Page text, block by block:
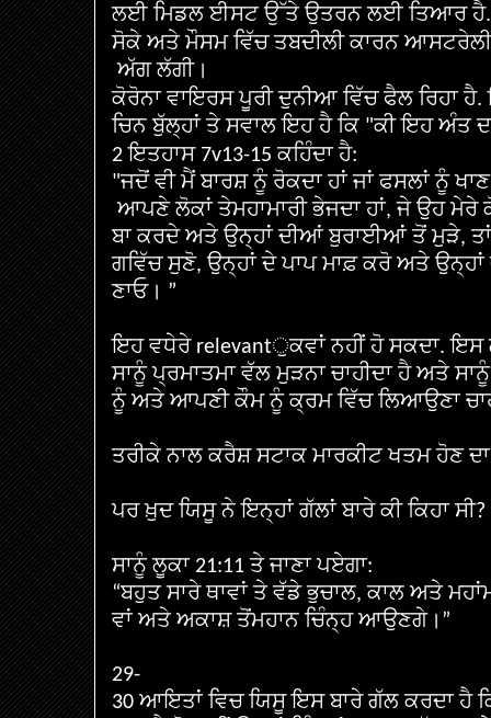
ਲਈ ਮਿਡਲ ਈਸਟ ਉੱਤੇ ਉਤਰਨ ਲਈ ਤਿਆਰ ਹੈ.
ਸੋਕੇ ਅਤੇ ਮੌਸਮ ਵਿੱਚ ਤਬਦੀਲੀ ਕਾਰਨ
ਅੱਗ ਲੱਗੀ।
ਕੋਰੋਨਾ ਵਾਇਰਸ ਪੂਰੀ ਦੁਨੀਆ ਵਿੱਚ ਫੈਲ ਰਿਹਾ ਹੈ.
ਚਿਨ ਬੁੱਲ੍ਹਾਂ ਤੇ ਸਵਾਲ ਇਹ ਹੈ ਕਿ "ਕੀ ਇਹ ਅੰਤ
2ਇਤਹਾਸ7v13-15ਕਹਿੰਦਾ ਹੈ:
"ਜਦੋਂ ਵੀ ਮੈਂ ਬਾਰਸ਼ ਨੂੰ ਰੋਕਦਾ ਹਾਂ ਜਾਂ ਫਸਲਾਂ ਨੂੰ ਖਾਣ
ਆਪਣੇ ਲੋਕਾਂ ਤੇਮਹਾਮਾਰੀ ਭੇਜਦਾ ਹਾਂ,ਜੇ ਉਹ ਮੇਰੇ
ਬਾ ਕਰਦੇ ਅਤੇ ਉਨ੍ਹਾਂ ਦੀਆਂ ਬੁਰਾਈਆਂ ਤੋਂ ਮੁੜੇ,ਤਾਂ
ਗਵਿੱਚ ਸੁਣੋ,ਉਨ੍ਹਾਂ ਦੇ ਪਾਪ ਮਾਫ਼ ਕਰੋ ਅਤੇ ਉਨ੍ਹਾਂ
ਣਾਓ। ”
ਇਹ ਵਧੇਰੇrelevantੁਕਵਾਂ ਨਹੀਂ ਹੋ ਸਕਦਾ.ਇਸ
ਸਾਨੂੰ ਪ੍ਰਮਾਤਮਾ ਵੱਲ ਮੁੜਨਾ ਚਾਹੀਦਾ ਹੈ ਅਤੇ ਸਾਨੂੰ
ਨੂੰ ਅਤੇ ਆਪਣੀ ਕੌਮ ਨੂੰ ਕ੍ਰਮ ਵਿੱਚ ਲਿਆਉਣਾ
ਤਰੀਕੇ ਨਾਲ ਕਰੈਸ਼ ਸਟਾਕ ਮਾਰਕੀਟ ਖਤਮ ਹੋਣ ਦਾ
ਪਰ ਖ਼ੁਦ ਯਿਸੂ ਨੇ ਇਨ੍ਹਾਂ ਗੱਲਾਂ ਬਾਰੇ ਕੀ ਕਿਹਾ ਸੀ?
ਸਾਨੂੰ ਲੂਕਾ21:11ਤੇ ਜਾਣਾ ਪਏਗਾ:
“ਬਹੁਤ ਸਾਰੇ ਥਾਵਾਂ ਤੇ ਵੱਡੇ ਭੁਚਾਲ,ਕਾਲ ਅਤੇ
ਵਾਂ ਅਤੇ ਅਕਾਸ਼ ਤੋਂਮਹਾਨ ਚਿੰਨ੍ਹ ਆਉਣਗੇ। ”
29-
30ਆਇਤਾਂ ਵਿਚ ਯਿਸੂ ਇਸ ਬਾਰੇ ਗੱਲ ਕਰਦਾ ਹੈ